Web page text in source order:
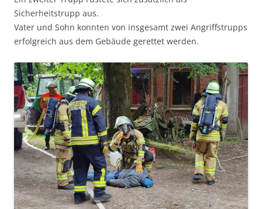
Sicherheitstrupp aus.
Vater und Sohn konnten von insgesamt zwei Angriffstrupps
erfolgreich aus dem Gebäude gerettet werden.